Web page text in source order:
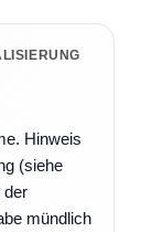
Hinweis
(siehe
der
mündlich